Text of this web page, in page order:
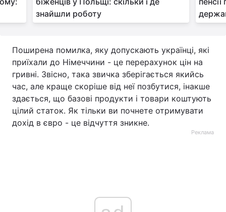
знайшли роботу
Поширена помилка, яку допускають українці, які
приїхали до Німеччини - це перерахунок цін на
гривні. Звісно, така звичка зберігається якийсь
час, але краще скоріше від неї позбутися, інакше
здається, що базові продукти і товари коштують
цілий статок. Як тільки ви почнете отримувати
дохід в євро - це відчуття зникне.
Реклама